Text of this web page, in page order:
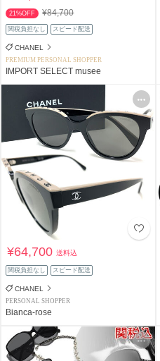
21%OFF ¥84,700
関税負担なし スピード配送
CHANEL
PREMIUM PERSONAL SHOPPER
IMPORT SELECT musee
¥64,700送料込
関税負担なし スピード配送
CHANEL
PERSONAL SHOPPER
Bianca-rose